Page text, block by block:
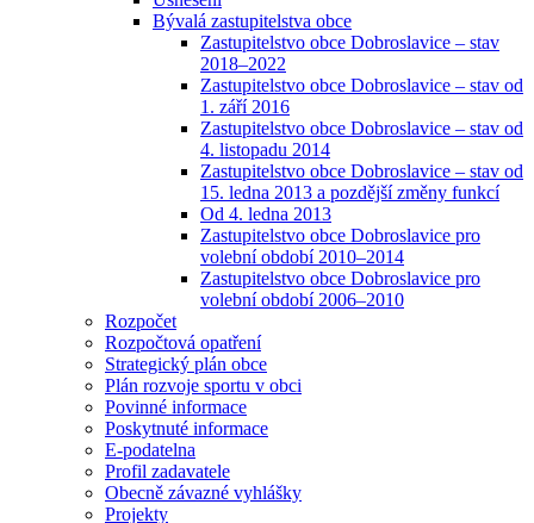
Bývalá zastupitelstva obce
Zastupitelstvo obce Dobroslavice – stav
2018–2022
Zastupitelstvo obce Dobroslavice – stav od
1. září 2016
Zastupitelstvo obce Dobroslavice – stav od
4. listopadu 2014
Zastupitelstvo obce Dobroslavice – stav od
15. ledna 2013 a pozdější změny funkcí
Od 4. ledna 2013
Zastupitelstvo obce Dobroslavice pro
volební období 2010–2014
Zastupitelstvo obce Dobroslavice pro
volební období 2006–2010
Rozpočet
Rozpočtová opatření
Strategický plán obce
Plán rozvoje sportu v obci
Povinné informace
Poskytnuté informace
E-podatelna
Profil zadavatele
Obecně závazné vyhlášky
Projekty